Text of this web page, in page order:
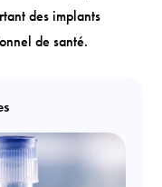
des implants
de santé.